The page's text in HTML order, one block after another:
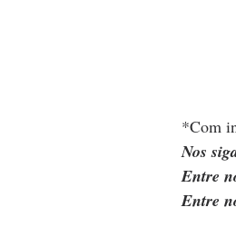
*Com
Nos
Entre
Entre